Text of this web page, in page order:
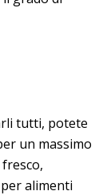
tutti, potete
un massimo
alimenti